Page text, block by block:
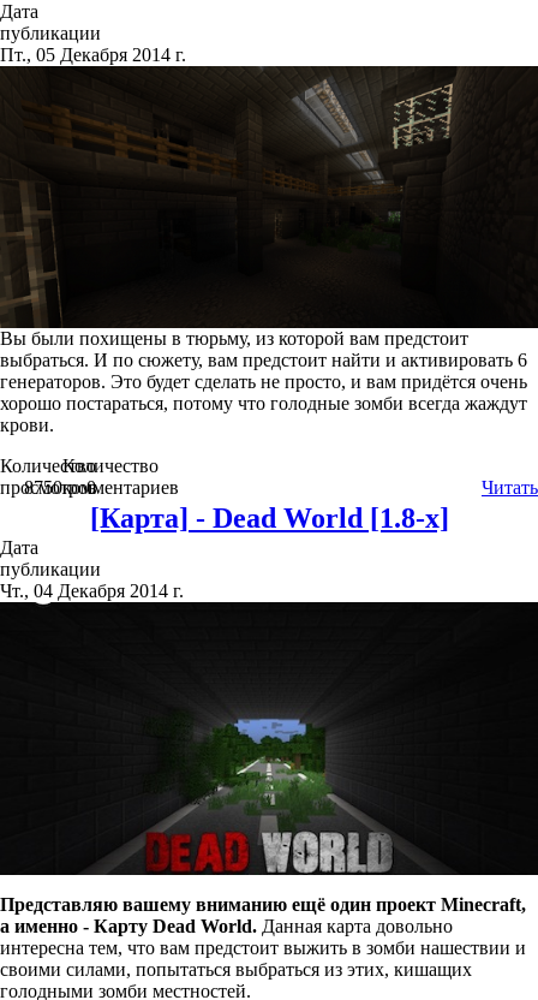
Дата
публикации
Пт., 05 Декабря 2014 г.
Вы были похищены в тюрьму, из которой вам предстоит
выбраться. И по сюжету, вам предстоит найти и активировать 6
генераторов. Это будет сделать не просто, и вам придётся очень
хорошо постараться, потому что голодные зомби всегда жаждут
крови.
Количество
просмотров
8750
Количество
комментариев
0 Читать
[Карта] - Dead World [1.8-x]
Дата
публикации
Чт., 04 Декабря 2014 г.
Представляю вашему вниманию ещё один проект Minecraft,
а именно - Карту Dead World. Данная карта довольно
интересна тем, что вам предстоит выжить в зомби нашествии и
своими силами, попытаться выбраться из этих, кишащих
голодными зомби местностей.